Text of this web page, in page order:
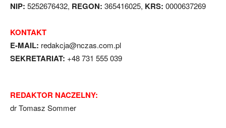
NIP: 5252676432, REGON: 365416025, KRS: 0000637269
KONTAKT
E-MAIL: redakcja@nczas.com.pl
SEKRETARIAT: +48 731 555 039
REDAKTOR NACZELNY:
dr Tomasz Sommer